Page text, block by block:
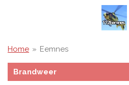
de
Home » Eemnes
Brandweer